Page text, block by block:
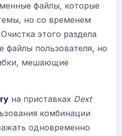
файлы, которые
но со временем
этого раздела
файлы пользователя, но
мешающие
на приставках Dext
комбинации
одновременно